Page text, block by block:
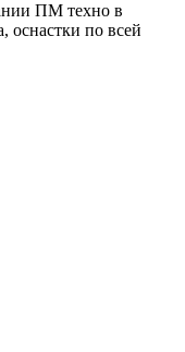
ПМ техно в
оснастки по всей